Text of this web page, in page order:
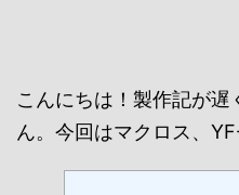
こんにちは！製作記が
ん。今回はマクロス、